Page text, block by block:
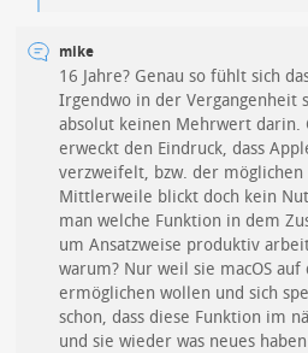
mike
16 Jahre? Genau so fühlt sich
Irgendwo in der Vergangenheit
absolut keinen Mehrwert darin.
erweckt den Eindruck, dass
verzweifelt, bzw. der
Mittlerweile blickt doch kein
man welche Funktion in dem
um Ansatzweise produktiv
warum? Nur weil sie macOS
ermöglichen wollen und sich
schon, dass diese Funktion im
und sie wieder was neues